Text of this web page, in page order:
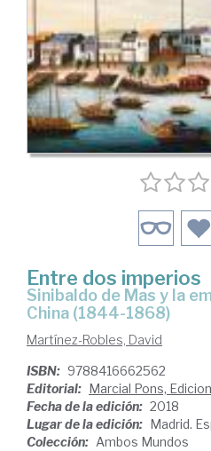
Entre dos imperios
Sinibaldo de Mas y la empresa colonial en
China (1844-1868)
Martínez-Robles, David
ISBN: 9788416662562
Editorial: Marcial Pons,
Fecha de la edición: 2018
Lugar de la edición: Madrid.
Colección: Ambos Mundos